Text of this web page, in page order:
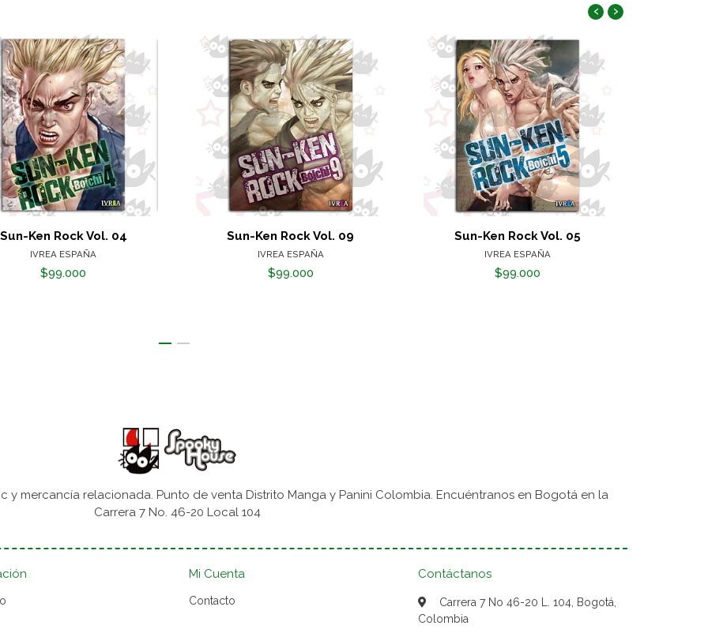
Sun-Ken Rock Vol. 04
IVREA ESPAÑA
$99.000
Sun-Ken Rock Vol. 09
IVREA ESPAÑA
$99.000
Sun-Ken Rock Vol. 05
IVREA ESPAÑA
$99.000
‹ ›
y mercancía relacionada. Punto de venta Distrito Manga y Panini Colombia. Encuéntranos en Bogotá en la
Carrera 7 No. 46-20 Local 104
Mi Cuenta
Contacto
Contáctanos
Carrera 7 No 46-20 L. 104, Bogotá,
Colombia